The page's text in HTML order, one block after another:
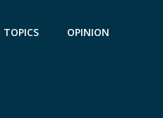
TOPICS OPINION